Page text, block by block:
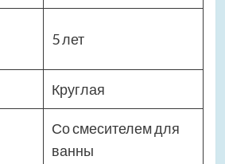
5 лет
Круглая
Со смесителем для
ванны